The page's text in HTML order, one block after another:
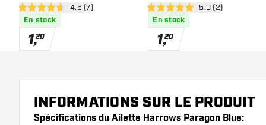
ouvrir le panneau des avis
4.6 étoiles de notation
4.6 (7)
En stock
1,20
ouvrir le panneau
5 étoiles de notation
5.0 (2)
En stock
1,20
INFORMATIONS SUR LE PRODUIT
Spécifications du Ailette Harrows Paragon Blue: